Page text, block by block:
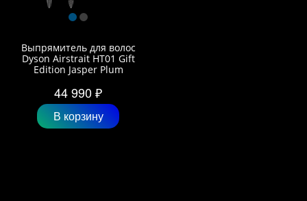
Выпрямитель для волос
Dyson Airstrait HT01 Gift
Edition Jasper Plum
44 990 ₽
В корзину